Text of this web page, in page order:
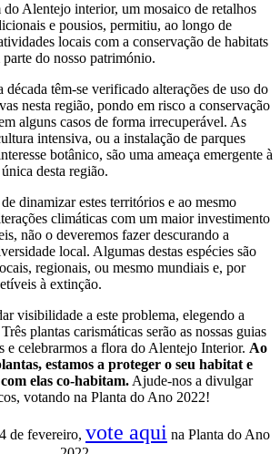
do Alentejo interior, um mosaico de retalhos
e pousios, permitiu, ao longo de
locais com a conservação de habitats
parte do nosso património.
têm-se verificado alterações de uso do
nesta região, pondo em risco a conservação
alguns casos de forma irrecuperável. As
intensiva, ou a instalação de parques
botânico, são uma ameaça emergente à
desta região.
dinamizar estes territórios e ao mesmo
climáticas com um maior investimento
não o deveremos fazer descurando a
local. Algumas destas espécies são
regionais, ou mesmo mundiais e, por
à extinção.
visibilidade a este problema, elegendo a
plantas carismáticas serão as nossas guias
e celebrarmos a flora do Alentejo Interior. Ao
estamos a proteger o seu habitat e
elas co-habitam.Ajude-nos a divulgar
votando na Planta do Ano 2022!
de fevereiro, vote aqui na Planta do Ano